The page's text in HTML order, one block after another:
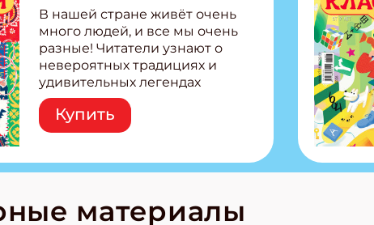
В нашей стране живёт очень
много людей, и все мы очень
разные! Читатели узнают о
невероятных традициях и
удивительных легендах
народов России! Внутри:
Легенды татар, башкир и
бурятов Настольная игра
странные слова Традиционные
космические приключения!
Купить
материалы